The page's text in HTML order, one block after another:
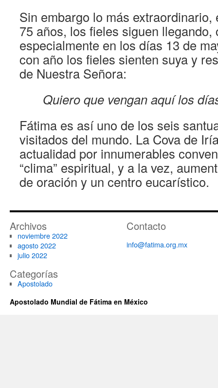
Sin embargo lo más extraordinario,
75 años, los fieles siguen llegando,
especialmente en los días 13 de
con año los fieles sienten suya y
de Nuestra Señora:
Quiero que vengan aquí los
Fátima es así uno de los seis
visitados del mundo. La Cova de
actualidad por innumerables
“clima” espiritual, y a la vez,
de oración y un centro eucarístico.
Archivos
noviembre 2022
agosto 2022
julio 2022
Categorías
Apostolado
Contacto
info@fatima.org.mx
Apostolado Mundial de Fátima en México